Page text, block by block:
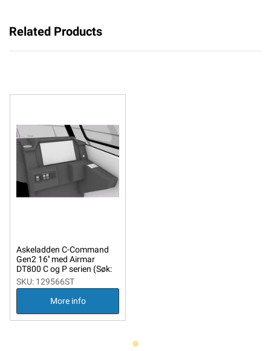
Related Products
Askeladden C-Command
Gen2 16'' med Airmar
DT800 C og P serien (Søk:
129568)
SKU: 129566ST
More info